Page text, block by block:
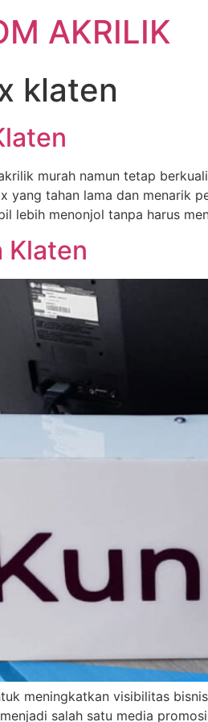
AKRILIK
klaten
murah namun tetap
yang tahan lama dan menarik
lebih menonjol tanpa harus
Klaten
meningkatkan visibilitas
salah satu media